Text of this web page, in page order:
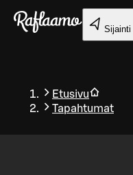
Siirry pääsisältöön
Sijainti
Etusivu
Tapahtumat
Takaisin